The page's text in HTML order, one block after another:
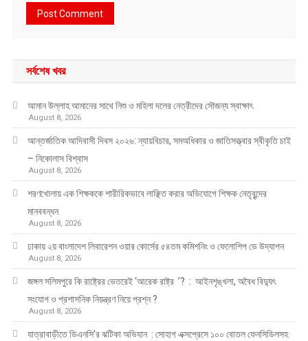
সর্বশেষ খবর
আমান উল্লাহ আমানের সাথে নিশু ও মহিলা দলের নেত্রীদের সৌজন্য স্বাক্ষাৎ
August 8, 2026
আন্তর্জাতিক আদিবাসী দিবস ২০২৬: ন্যায়বিচার, সমঅধিকার ও জাতিসত্ত্বার স্বীকৃতি চাই
– নিকোলাস বিশ্বাস
August 8, 2026
শরণখোলায় এক শিক্ষককে শারীরিকভাবে লাঞ্ছিত করার অভিযোগে শিক্ষক নেতৃবৃন্দের
মানববন্ধন
August 8, 2026
ঢাকায় ২য় বাংলাদেশ লিবারেশন ওয়ার কোর্সের ৫৪তম কমিশনিং ও ফেলোশিপ ডে উদ্‌যাপন
August 8, 2026
জঙ্গল সলিমপুরে কি রাষ্ট্রের ভেতরেই ‘আরেক রাষ্ট্র ’? : আইনশৃঙ্খলা, অবৈধ বিদ্যুৎ
সংযোগ ও প্রশাসনিক নিয়ন্ত্রণ নিয়ে প্রশ্ন ?
August 8, 2026
যাত্রাবাড়ীতে ডিএনসি’র ঝটিকা অভিযান : সোহাগ এক্সপ্রেসে ১০০ বোতল ফেনসিডিলসহ